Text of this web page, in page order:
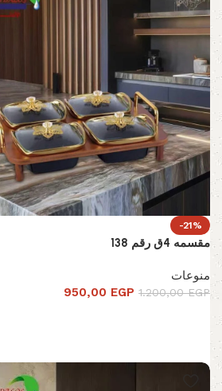
-21%
مقسمه 4ق رقم 138
منوعات
1.200,00EGP
950,00 EGP